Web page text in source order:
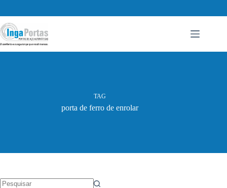
conteúdo
TAG
porta de ferro de enrolar